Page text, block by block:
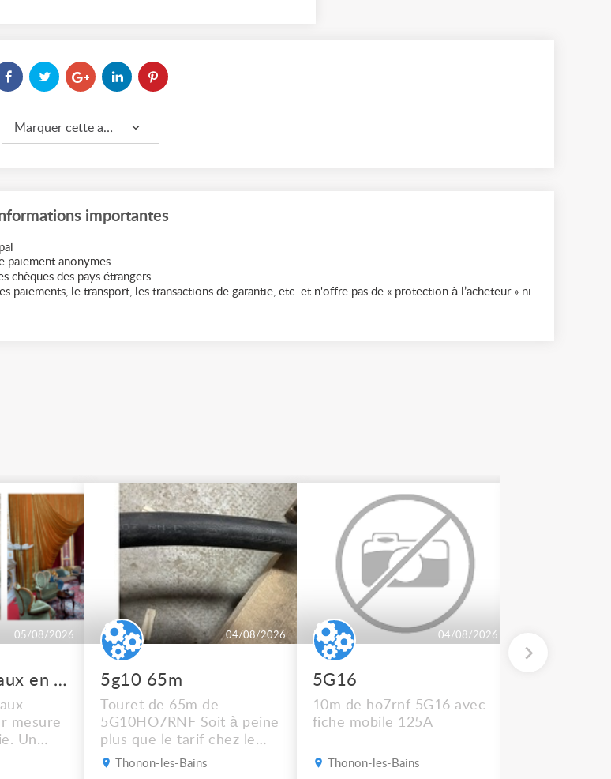
Marquer cette annonce comme...
importantes
paiement anonymes
chèques des pays étrangers
paiements, le transport, les transactions de garantie, etc. et n'offre pas de « protection à l’acheteur » ni
05/08/2026
URGENT rideaux en velours de soie
mesure
Un
un
04/08/2026
5g10 65m
Touret de 65m de
5G10HO7RNF Soit à peine
plus que le tarif chez le
récupérateur Mais
Thonon-les-Bains
04/08/2026
5G16
10m de ho7rnf 5G16 avec
fiche mobile 125A
Thonon-les-Bains